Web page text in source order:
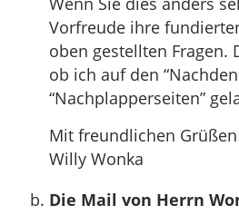
Vorfreude ihre
oben gestellten Fragen.
ob ich auf den
“Nachplapperseiten”
Mit freundlichen Grüßen
Willy Wonka
Die Mail von Herrn